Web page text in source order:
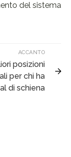
del sistema
ACCANTO
posizioni
per chi ha
di schiena